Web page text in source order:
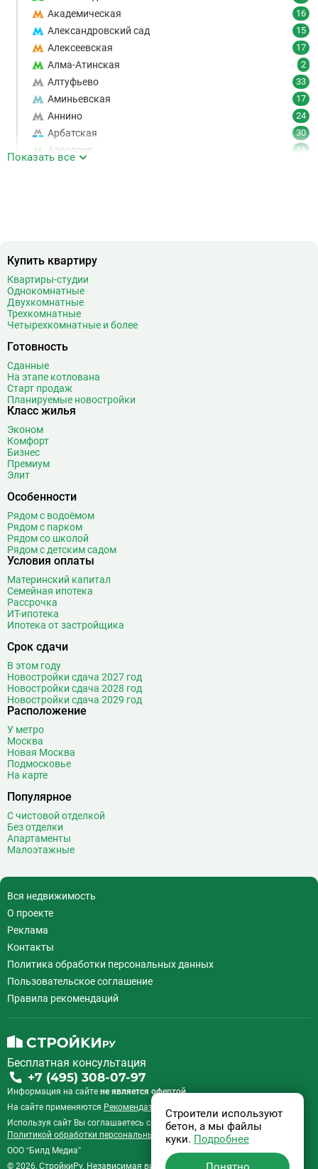
Академическая 16
Александровский сад 15
Алексеевская 17
Алма-Атинская 2
Алтуфьево 33
Аминьевская 17
Аннино 24
Арбатская 30
Аэропорт 16
Беговая
Беломорская
Белорусская
Беляево
Бибирево
Библиотека имени Ленина
Битцевский парк
Борисово
Боровицкая
Боровское шоссе
Бульвар Адмирала Ушакова
Бульвар Рокоссовского
Бунинская аллея
Бутырская
В Вавиловская
Варшавская
ВДНХ
Верхние Лихоборы
Владыкино
Водный стадион
Волгоградский проспект
Волжская
Волоколамская
Воронцовская
Выставочный центр
Выхино
Г Генерала Тюленева
Говорово
Д Давыдково 14
Деловой центр
Динамо
Добрынинская
Домодедовская
Дорогомиловская
Достоевская
Ж Жулебино
З Зюзино
Зябликово
И Измайловская
К Калужская
Кантемировская
Показать все
Купить квартиру
Квартиры-студии
Однокомнатные
Двухкомнатные
Трехкомнатные
Четырехкомнатные и более
Готовность
Сданные
На этапе котлована
Старт продаж
Планируемые новостройки
Класс жилья
Эконом
Комфорт
Бизнес
Премиум
Элит
Особенности
Рядом с водоёмом
Рядом с парком
Рядом со школой
Рядом с детским садом
Условия оплаты
Материнский капитал
Семейная ипотека
Рассрочка
ИТ-ипотека
Ипотека от застройщика
Срок сдачи
В этом году
Новостройки сдача 2027 год
Новостройки сдача 2028 год
Новостройки сдача 2029 год
Расположение
У метро
Москва
Новая Москва
Подмосковье
На карте
Популярное
С чистовой отделкой
Без отделки
Апартаменты
Малоэтажные
Вся недвижимость
О проекте
Реклама
Контакты
Политика обработки персональных данных
Пользовательское соглашение
Правила рекомендаций
Бесплатная консультация
+7 (495) 308-07-97
Информация на сайте не является офертой.
На сайте применяются Рекомендательные технологии
Используя сайт Вы соглашаетесь с
Пользовательским соглашением
Политикой обработки персональных данных
ООО “Билд Медиа”
© 2026, СтройкиРу. Независимая витрина недвижимости России.
Строители используют
бетон, а мы файлы
куки. Подробнее